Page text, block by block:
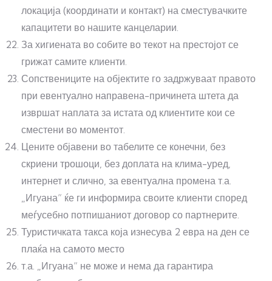
локација (координати и контакт) на сместувачките
капацитети во нашите канцеларии.
За хигиената во собите во текот на престојот се
грижат самите клиенти.
Сопствениците на објектите го задржуваат правото
при евентуално направена-причинета штета да
извршат наплата за истата од клиентите кои се
сместени во моментот.
Цените објавени во табелите се конечни, без
скриени трошоци, без доплата на клима-уред,
интернет и слично, за евентуална промена т.а.
„Игуана“ ќе ги информира своите клиенти според
меѓусебно потпишаниот договор со партнерите.
Туристичката такса која изнесува 2 евра на ден се
плаќа на самото место
т.а. „Игуана“ не може и нема да гарантира